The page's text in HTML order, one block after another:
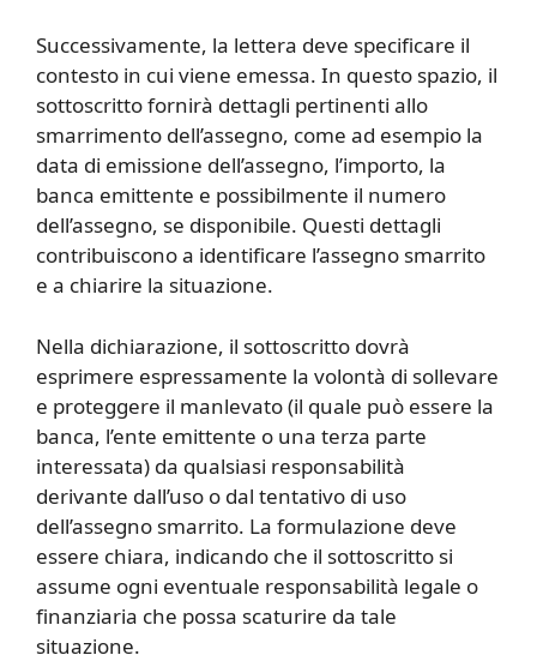
Successivamente, la lettera deve specificare il
contesto in cui viene emessa. In questo spazio, il
sottoscritto fornirà dettagli pertinenti allo
smarrimento dell’assegno, come ad esempio la
data di emissione dell’assegno, l’importo, la
banca emittente e possibilmente il numero
dell’assegno, se disponibile. Questi dettagli
contribuiscono a identificare l’assegno smarrito
e a chiarire la situazione.
Nella dichiarazione, il sottoscritto dovrà
esprimere espressamente la volontà di sollevare
e proteggere il manlevato (il quale può essere la
banca, l’ente emittente o una terza parte
interessata) da qualsiasi responsabilità
derivante dall’uso o dal tentativo di uso
dell’assegno smarrito. La formulazione deve
essere chiara, indicando che il sottoscritto si
assume ogni eventuale responsabilità legale o
finanziaria che possa scaturire da tale
situazione.